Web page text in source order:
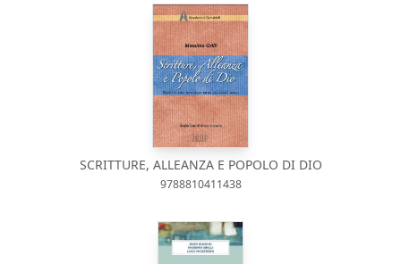
SCRITTURE, ALLEANZA E POPOLO DI DIO
9788810411438